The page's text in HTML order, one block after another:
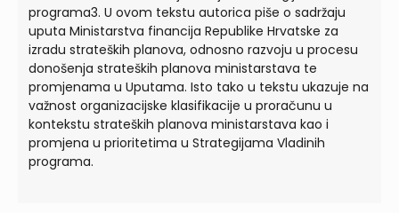
programa3. U ovom tekstu autorica piše o sadržaju
uputa Ministarstva financija Republike Hrvatske za
izradu strateških planova, odnosno razvoju u procesu
donošenja strateških planova ministarstava te
promjenama u Uputama. Isto tako u tekstu ukazuje na
važnost organizacijske klasifikacije u proračunu u
kontekstu strateških planova ministarstava kao i
promjena u prioritetima u Strategijama Vladinih
programa.